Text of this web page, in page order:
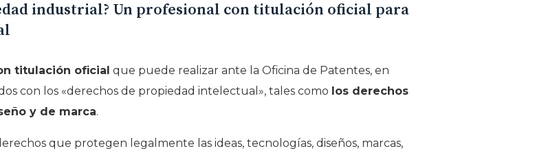
industrial? Un profesional con titulación oficial para
titulación oficial que puede realizar ante la Oficina de Patentes, en
con los «derechos de propiedad intelectual», tales como los derechos
y de marca.
que protegen legalmente las ideas, tecnologías, diseños, marcas,